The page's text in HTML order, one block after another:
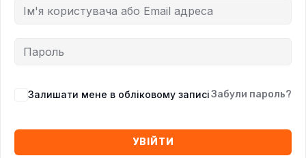
Залишати мене в обліковому записіЗабули пароль?
УВІЙТИ